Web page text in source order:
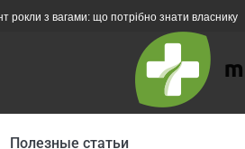
що потрібно знати власнику Як
Полезные статьи